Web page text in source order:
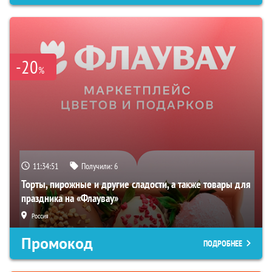
-20%
11:34:50 Получили:6
Торты, пирожные и другие сладости, а также товары для
праздника на «Флаувау»
Россия
Промокод ПОДРОБНЕЕ